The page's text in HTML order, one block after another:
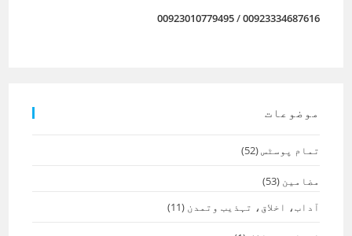
00923334687616
/
00923010779495
موضوعات
تمام پوسٹس(52)
مضامین (53)
آداب، اخلاق، تہذیب وتمدن (11)